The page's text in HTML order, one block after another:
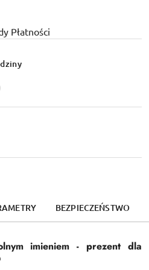
BEZPIECZEŃSTWO
imieniem - prezent dla